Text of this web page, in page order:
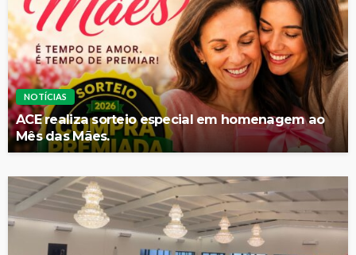
NOTÍCIAS
ACE realiza sorteio especial em homenagem ao
Mês das Mães.